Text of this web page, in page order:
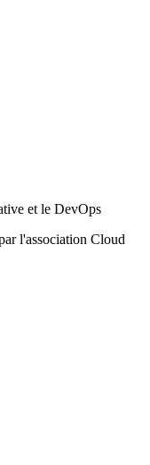
et le DevOps
l'association Cloud